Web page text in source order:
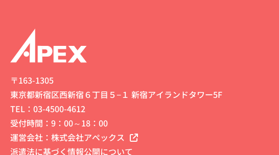
〒163-1305
東京都新宿区西新宿６丁目５−１ 新宿アイランドタワー5F
TEL： 03-4500-4612
受付時間：9：00～18：00
運営会社： 株式会社アペックス
派遣法に基づく情報公開について